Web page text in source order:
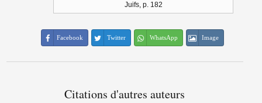
Juifs, p. 182
Facebook Twitter WhatsApp Image
Citations d'autres auteurs